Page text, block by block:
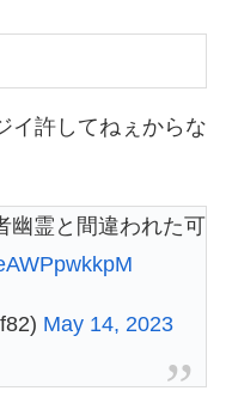
イ許してねぇからな
幽霊と間違われた可
May 14, 2023